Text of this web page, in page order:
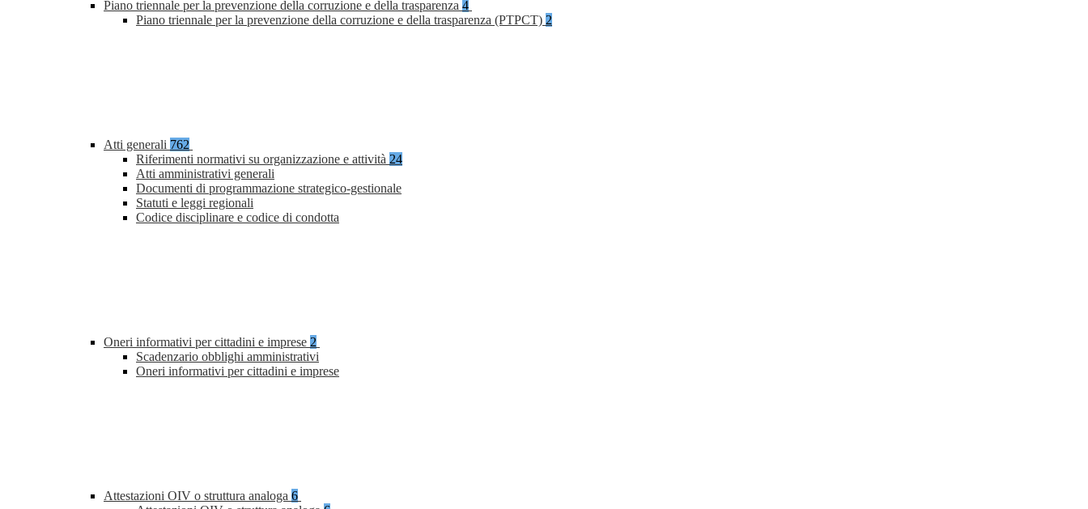
Piano triennale per la prevenzione della corruzione e della trasparenza 4
Piano triennale per la prevenzione della corruzione e della trasparenza (PTPCT) 2
Atti generali 762
Riferimenti normativi su organizzazione e attività 24
Atti amministrativi generali
Documenti di programmazione strategico-gestionale
Statuti e leggi regionali
Codice disciplinare e codice di condotta
Oneri informativi per cittadini e imprese 2
Scadenzario obblighi amministrativi
Oneri informativi per cittadini e imprese
Attestazioni OIV o struttura analoga 6